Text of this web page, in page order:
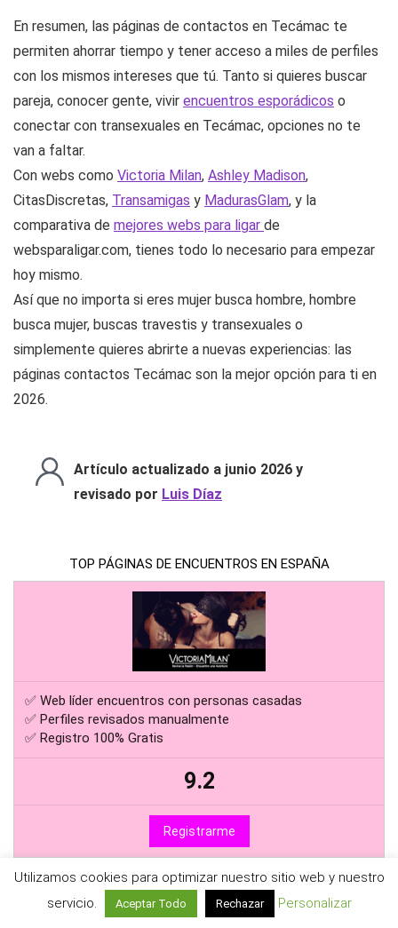
En resumen, las páginas de contactos en Tecámac te
permiten ahorrar tiempo y tener acceso a miles de perfiles
con los mismos intereses que tú. Tanto si quieres buscar
pareja, conocer gente, vivir encuentros esporádicos o
conectar con transexuales en Tecámac, opciones no te
van a faltar.
Con webs como Victoria Milan, Ashley Madison,
CitasDiscretas, Transamigas y MadurasGlam, y la
comparativa de mejores webs para ligar de
websparaligar.com, tienes todo lo necesario para empezar
hoy mismo.
Así que no importa si eres mujer busca hombre, hombre
busca mujer, buscas travestis y transexuales o
simplemente quieres abrirte a nuevas experiencias: las
páginas contactos Tecámac son la mejor opción para ti en
2026.
Artículo actualizado a junio 2026 y
revisado por Luis Díaz
TOP PÁGINAS DE ENCUENTROS EN ESPAÑA
✅ Web líder encuentros con personas casadas
✅ Perfiles revisados manualmente
✅ Registro 100% Gratis
9.2
Registrarme
Utilizamos cookies para optimizar nuestro sitio web y nuestro
servicio.
Aceptar Todo Rechazar Personalizar